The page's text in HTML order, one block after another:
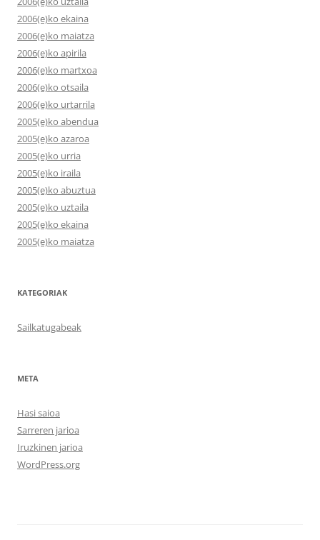
2006(e)ko ekaina
2006(e)ko maiatza
2006(e)ko apirila
2006(e)ko martxoa
2006(e)ko otsaila
2006(e)ko urtarrila
2005(e)ko abendua
2005(e)ko azaroa
2005(e)ko urria
2005(e)ko iraila
2005(e)ko abuztua
2005(e)ko uztaila
2005(e)ko ekaina
2005(e)ko maiatza
KATEGORIAK
Sailkatugabeak
META
Hasi saioa
Sarreren jarioa
Iruzkinen jarioa
WordPress.org